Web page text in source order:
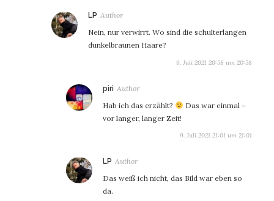
LP sagt:
Nein, nur verwirrt. Wo sind die schulterlangen
dunkelbraunen Haare?
9. Juli 2021 20:58 um 20:58
piri sagt:
Hab ich das erzählt?
Das war einmal –
vor langer, langer Zeit!
9. Juli 2021 21:01 um 21:01
LP sagt:
Das weiß ich nicht, das Bild war eben so
da.